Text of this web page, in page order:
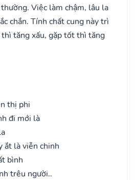
Việc làm chậm, lâu la
chắn. Tính chất cung này trì
tăng xấu, gặp tốt thì tăng
thị phi
đi mới là
ắt là viễn chinh
bình
trêu người..